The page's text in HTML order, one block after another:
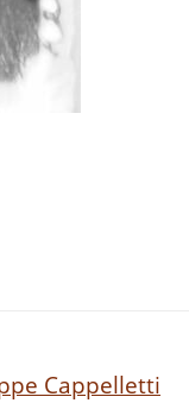
Cappelletti